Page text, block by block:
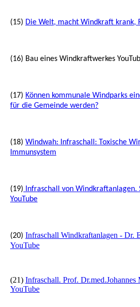
(15) Die Welt, macht Windkraft krank,
(16) Bau eines Windkraftwerkes
(17) Können kommunale Windparks
für die Gemeinde werden?
(18) Windwah: Infraschall: Toxische
Immunsystem
(19) Infraschall von Windkraftanlagen.
YouTube
(20) Infraschall Windkraftanlagen - Dr.
YouTube
(21) Infraschall. Prof. Dr.med.Johannes
YouTube